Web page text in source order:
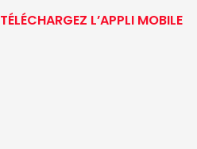
TÉLÉCHARGEZ L’APPLI MOBILE